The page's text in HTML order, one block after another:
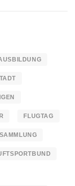
FLUGTAG